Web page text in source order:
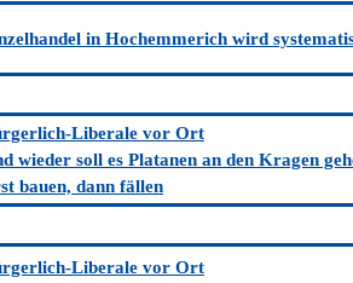
in Hochemmerich wird
Liberale vor Ort
wieder soll es Platanen an den Kragen
bauen, dann fällen
Liberale vor Ort